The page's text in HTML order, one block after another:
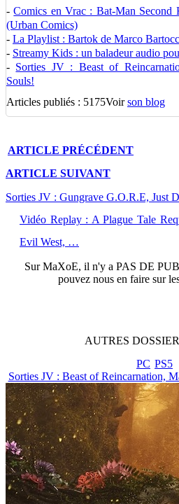
-Comics en Vrac : Bat-Man Second
(Urban Comics)
- La Playlist : Bartok de Marco
- Streamy Kids : un baladeur audio
- Sorties JV : Beast of
Souls!
Articles publiés : 5175Voirson blog
ARTICLE PRÉCÉDENT
ARTICLE SUIVANT
Sorties JV : Gungrave G.O.R.E, Just
Vidéo Replay : A Plague Tale
Evil West, …
SurMaXoE, il n'y a PAS DE
pouvez nous en faire sur
AUTRES
PC PS5
Sorties JV : Beast of Reincarnation,